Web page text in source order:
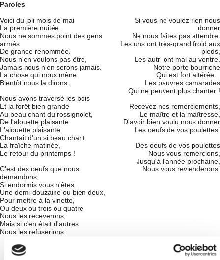
Paroles
Voici du joli mois de mai
La première nuitée.
Nous ne sommes point des gens
armés
De grande renommée.
Nous n'en voulons pas être,
Jamais nous n'en serons jamais.
La chose qui nous mène
Bientôt nous la dirons.
Nous avons traversé les bois
Et la forêt bien grande
Au beau chant du rossignolet,
De l'alouette plaisante.
L'alouette plaisante
Chantait d'un si beau chant
La fraîche matinée,
Le retour du printemps !
C'est des oeufs que nous
demandons,
Si endormis vous n'êtes.
Une demi-douzaine ou bien deux,
Pour mettre à la vinette,
Ou deux ou trois ou quatre
Nous les receverons,
Mais si c'en était d'autres
Nous les refuserions.
Si vous ne voulez rien nous
donner
Ne nous faites pas attendre.
Les uns ont très-grand froid aux
pieds,
Les autr' ont mal au ventre.
Notre porte bourriche
Qui est fort altérée...
Les pauvres camarades
Qui ne peuvent plus chanter !
Recevez nos remerciements,
Le maître et la maîtresse,
D'avoir bien voulu nous donner
Les oeufs de vos poulettes.
Des oeufs de vos poulettes
Nous vous remercions,
Jusqu'à l'année prochaine,
Nous vous revienderons.